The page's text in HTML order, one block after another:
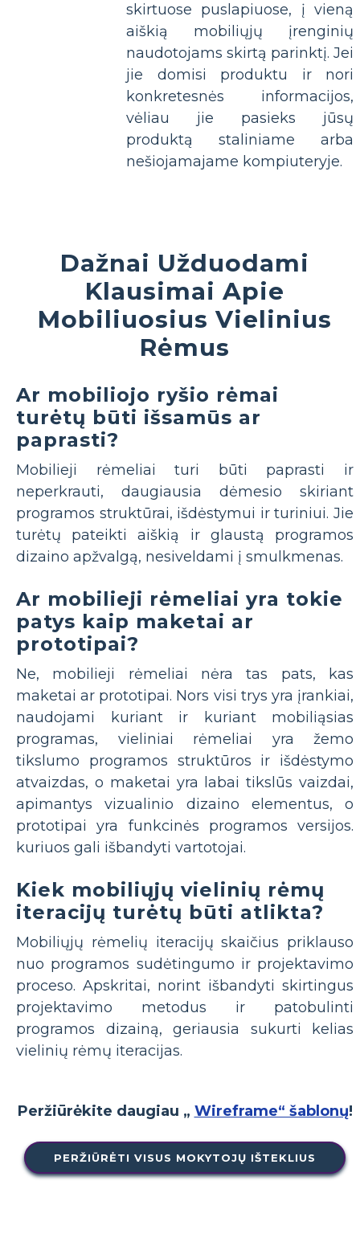
skirtuose puslapiuose, į vieną
aiškią mobiliųjų įrenginių
naudotojams skirtą parinktį. Jei
jie domisi produktu ir nori
konkretesnės informacijos,
vėliau jie pasieks jūsų
produktą staliniame arba
nešiojamajame kompiuteryje.
Dažnai Užduodami
Klausimai Apie
Mobiliuosius Vielinius
Rėmus
Ar mobiliojo ryšio rėmai
turėtų būti išsamūs ar
paprasti?
Mobilieji rėmeliai turi būti paprasti ir
neperkrauti, daugiausia dėmesio skiriant
programos struktūrai, išdėstymui ir turiniui. Jie
turėtų pateikti aiškią ir glaustą programos
dizaino apžvalgą, nesiveldami į smulkmenas.
Ar mobilieji rėmeliai yra tokie
patys kaip maketai ar
prototipai?
Ne, mobilieji rėmeliai nėra tas pats, kas
maketai ar prototipai. Nors visi trys yra įrankiai,
naudojami kuriant ir kuriant mobiliąsias
programas, vieliniai rėmeliai yra žemo
tikslumo programos struktūros ir išdėstymo
atvaizdas, o maketai yra labai tikslūs vaizdai,
apimantys vizualinio dizaino elementus, o
prototipai yra funkcinės programos versijos.
kuriuos gali išbandyti vartotojai.
Kiek mobiliųjų vielinių rėmų
iteracijų turėtų būti atlikta?
Mobiliųjų rėmelių iteracijų skaičius priklauso
nuo programos sudėtingumo ir projektavimo
proceso. Apskritai, norint išbandyti skirtingus
projektavimo metodus ir patobulinti
programos dizainą, geriausia sukurti kelias
vielinių rėmų iteracijas.
Peržiūrėkite daugiau „ Wireframe“ šablonų!
PERŽIŪRĖTI VISUS MOKYTOJŲ IŠTEKLIUS